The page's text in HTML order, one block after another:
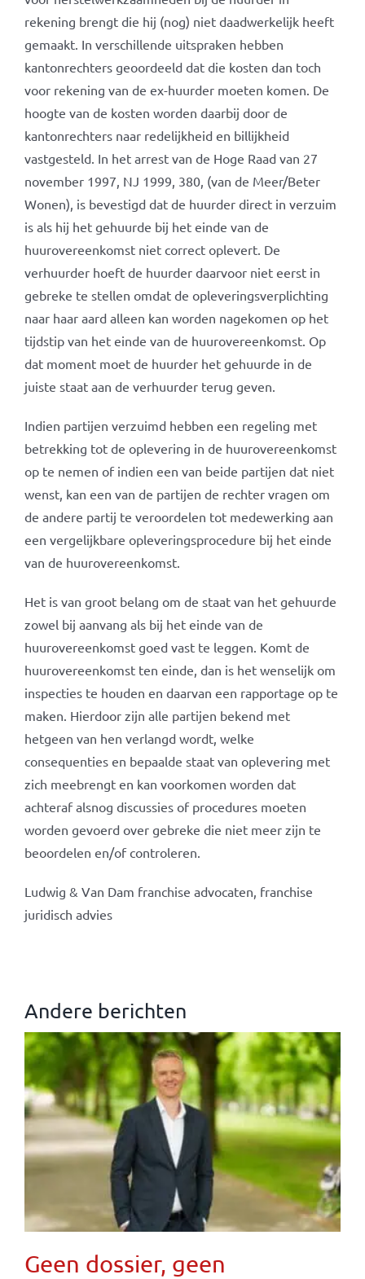
rekening brengt die hij (nog) niet daadwerkelijk heeft
gemaakt. In verschillende uitspraken hebben
kantonrechters geoordeeld dat die kosten dan toch
voor rekening van de ex-huurder moeten komen. De
hoogte van de kosten worden daarbij door de
kantonrechters naar redelijkheid en billijkheid
vastgesteld. In het arrest van de Hoge Raad van 27
november 1997, NJ 1999, 380, (van de Meer/Beter
Wonen), is bevestigd dat de huurder direct in verzuim
is als hij het gehuurde bij het einde van de
huurovereenkomst niet correct oplevert. De
verhuurder hoeft de huurder daarvoor niet eerst in
gebreke te stellen omdat de opleveringsverplichting
naar haar aard alleen kan worden nagekomen op het
tijdstip van het einde van de huurovereenkomst. Op
dat moment moet de huurder het gehuurde in de
juiste staat aan de verhuurder terug geven.
Indien partijen verzuimd hebben een regeling met
betrekking tot de oplevering in de huurovereenkomst
op te nemen of indien een van beide partijen dat niet
wenst, kan een van de partijen de rechter vragen om
de andere partij te veroordelen tot medewerking aan
een vergelijkbare opleveringsprocedure bij het einde
van de huurovereenkomst.
Het is van groot belang om de staat van het gehuurde
zowel bij aanvang als bij het einde van de
huurovereenkomst goed vast te leggen. Komt de
huurovereenkomst ten einde, dan is het wenselijk om
inspecties te houden en daarvan een rapportage op te
maken. Hierdoor zijn alle partijen bekend met
hetgeen van hen verlangd wordt, welke
consequenties en bepaalde staat van oplevering met
zich meebrengt en kan voorkomen worden dat
achteraf alsnog discussies of procedures moeten
worden gevoerd over gebreke die niet meer zijn te
beoordelen en/of controleren.
Ludwig & Van Dam franchise advocaten, franchise
juridisch advies
Andere berichten
Geen dossier, geen